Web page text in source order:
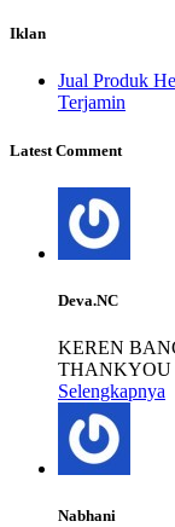
Iklan
Jual Produk
Terjamin
Latest Comment
Deva.NC
KEREN
Selengkapnya
Nabhani